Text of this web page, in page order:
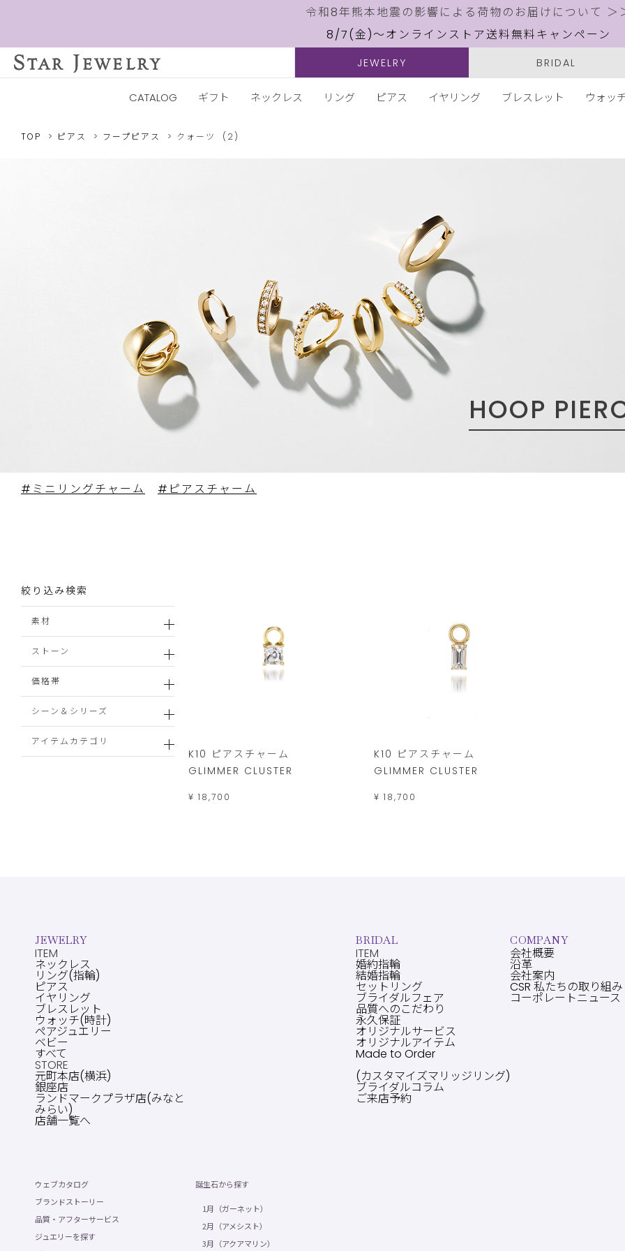
令和8年熊本地震の影響による荷物のお届けについて ＞
8/7(金)～オンラインストア送料無料キャンペーン
JEWELRY BRIDAL
CATALOG ギフト ネックレス リング ピアス イヤリング ブレスレット ウォッ
TOP ピアス フープピアス クォーツ (2)
HOOP
#ミニリングチャーム #ピアスチャーム
絞り込み検索
素材
ストーン
価格帯
シーン＆シリーズ
アイテムカテゴリ
K10 ピアスチャーム
GLIMMER CLUSTER
¥ 18,700
K10 ピアスチャーム
GLIMMER CLUSTER
¥ 18,700
JEWELRY
ITEM
ネックレス
リング(指輪)
ピアス
イヤリング
ブレスレット
ウォッチ(時計)
ペアジュエリー
ベビー
すべて
STORE
元町本店(横浜)
銀座店
ランドマークプラザ店(みなと
みらい)
店舗一覧へ
ウェブカタログ
ブランドストーリー
品質・アフターサービス
ジュエリーを探す
誕生石から探す
1月（ガーネット）
2月（アメシスト）
3月（アクアマリン）
BRIDAL
ITEM
婚約指輪
結婚指輪
セットリング
ブライダルフェア
品質へのこだわり
永久保証
オリジナルサービス
オリジナルアイテム
Made to Order
(カスタマイズマリッジリング)
ブライダルコラム
ご来店予約
COMPANY
会社概要
沿革
会社案内
CSR 私たちの取り組み
コーポレートニュース